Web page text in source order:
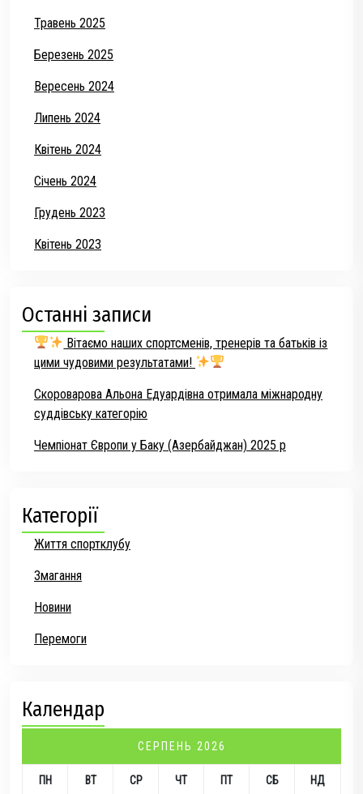
Травень 2025
Березень 2025
Вересень 2024
Липень 2024
Квітень 2024
Січень 2024
Грудень 2023
Квітень 2023
Останні записи
Вітаємо наших спортсменів, тренерів та батьків із
цими чудовими результатами!
Скороварова Альона Едуардівна отримала міжнародну
суддівську категорію
Чемпіонат Європи у Баку (Азербайджан) 2025 р
Категорії
Життя спортклубу
Змагання
Новини
Перемоги
Календар
СЕРПЕНЬ 2026
ПН ВТ СР ЧТ ПТ СБ НД